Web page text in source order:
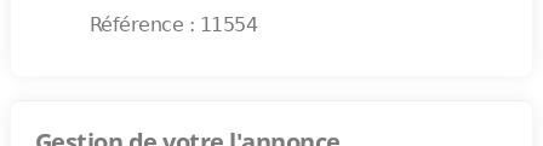
Référence : 11554